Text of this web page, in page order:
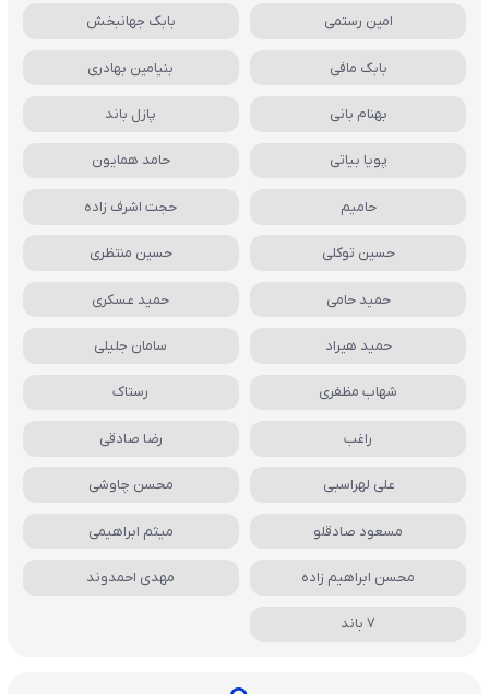
امین رستمی بابک جهانبخش
بابک مافی بنیامین بهادری
بهنام بانی پازل باند
پویا بیاتی حامد همایون
حامیم حجت اشرف زاده
حسین توکلی حسین منتظری
حمید حامی حمید عسکری
حمید هیراد سامان جلیلی
شهاب مظفری رستاک
راغب رضا صادقی
علی لهراسبی محسن چاوشی
مسعود صادقلو میثم ابراهیمی
محسن ابراهیم زاده مهدی احمدوند
7 باند